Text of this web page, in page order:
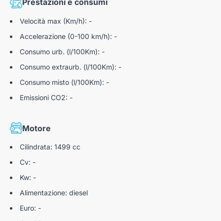
Dalle 09:00–12:30 alle 14:30–19:00
Nota bene: Autoteam9 S.r.l. declina ogni responsabilità per
eventuali involontarie incongruenze, che non rappresentano in
N185531
Prestazioni e consumi
Velocità max (Km/h): -
Accelerazione (0-100 km/h): -
Consumo urb. (l/100Km): -
Consumo extraurb. (l/100Km): -
Consumo misto (l/100Km): -
Emissioni CO2: -
Motore
Cilindrata: 1499 cc
Cv: -
Kw: -
Alimentazione: diesel
Euro: -